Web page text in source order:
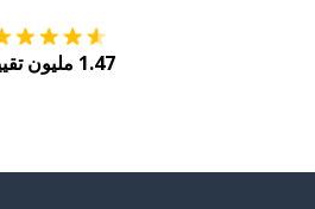
1.47 مليون تقييم